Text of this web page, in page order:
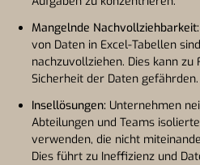
Mangelnde Nachvollziehbarkeit:
von Daten in Excel-Tabellen
nachzuvollziehen. Dies kann
Sicherheit der Daten gefährden.
Insellösungen: Unternehmen
Abteilungen und Teams
verwenden, die nicht
Dies führt zu Ineffizienz und